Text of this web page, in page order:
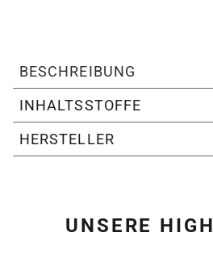
BESCHREIBUNG
INHALTSSTOFFE
HERSTELLER
UNSERE